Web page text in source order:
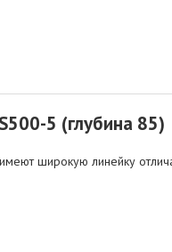
5 (глубина 85)
широкую линейку